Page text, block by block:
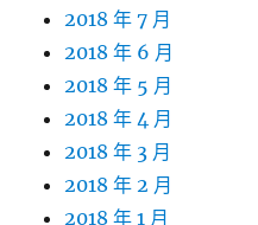
2018 年 7 月
2018 年 6 月
2018 年 5 月
2018 年 4 月
2018 年 3 月
2018 年 2 月
2018 年 1 月